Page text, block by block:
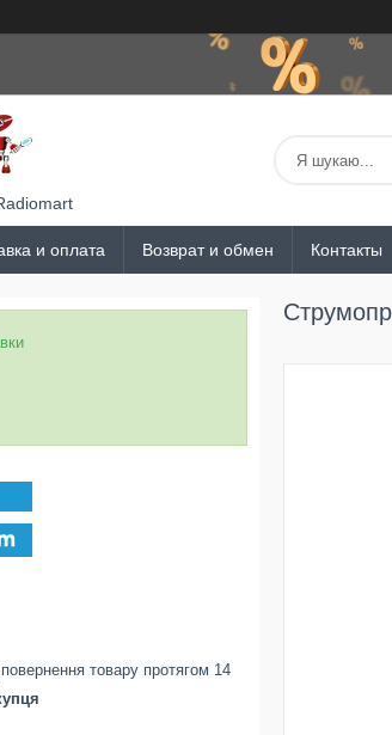
и оплата Возврат и обмен Контакты
повернення товару протягом 14